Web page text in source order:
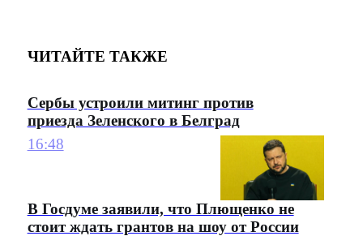
ЧИТАЙТЕ ТАКЖЕ
Сербы устроили митинг против
приезда Зеленского в Белград
16:48
В Госдуме заявили, что Плющенко не
стоит ждать грантов на шоу от России